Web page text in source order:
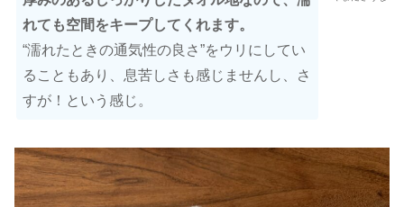
れても空間をキープしてくれます。
“濡れたときの通気性の良さ”をウリにしてい
ることもあり、息苦しさも感じませんし、さ
すが！という感じ。